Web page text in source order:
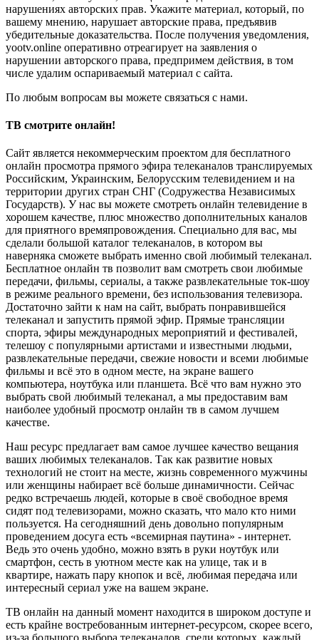
нарушениях авторских прав. Укажите материал, который, по
вашему мнению, нарушает авторские права, предъявив
убедительные доказательства. После получения уведомления,
yootv.online оперативно отреагирует на заявления о
нарушении авторского права, предпримем действия, в том
числе удалим оспариваемый материал с сайта.
По любым вопросам вы можете связаться с нами.
ТВ смотрите онлайн!
Сайт является некоммерческим проектом для бесплатного
онлайн просмотра прямого эфира телеканалов транслируемых
Российским, Украинским, Белорусским телевидением и на
территории других стран СНГ (Содружества Независимых
Государств). У нас вы можете смотреть онлайн телевидение в
хорошем качестве, плюс множество дополнительных каналов
для приятного времяпровождения. Специально для вас, мы
сделали большой каталог телеканалов, в котором вы
наверняка сможете выбрать именно свой любимый телеканал.
Бесплатное онлайн тв позволит вам смотреть свои любимые
передачи, фильмы, сериалы, а также развлекательные ток-шоу
в режиме реального времени, без использования телевизора.
Достаточно зайти к нам на сайт, выбрать понравившейся
телеканал и запустить прямой эфир. Прямые трансляции
спорта, эфиры международных мероприятий и фестивалей,
телешоу с популярными артистами и известными людьми,
развлекательные передачи, свежие новости и всеми любимые
фильмы и всё это в одном месте, на экране вашего
компьютера, ноутбука или планшета. Всё что вам нужно это
выбрать свой любимый телеканал, а мы предоставим вам
наиболее удобный просмотр онлайн тв в самом лучшем
качестве.
Наш ресурс предлагает вам самое лучшее качество вещания
ваших любимых телеканалов. Так как развитие новых
технологий не стоит на месте, жизнь современного мужчины
или женщины набирает всё больше динамичности. Сейчас
редко встречаешь людей, которые в своё свободное время
сидят под телевизорами, можно сказать, что мало кто ними
пользуется. На сегодняшний день довольно популярным
проведением досуга есть «всемирная паутина» - интернет.
Ведь это очень удобно, можно взять в руки ноутбук или
смартфон, сесть в уютном месте как на улице, так и в
квартире, нажать пару кнопок и всё, любимая передача или
интересный сериал уже на вашем экране.
ТВ онлайн на данный момент находится в широком доступе и
есть крайне востребованным интернет-ресурсом, скорее всего,